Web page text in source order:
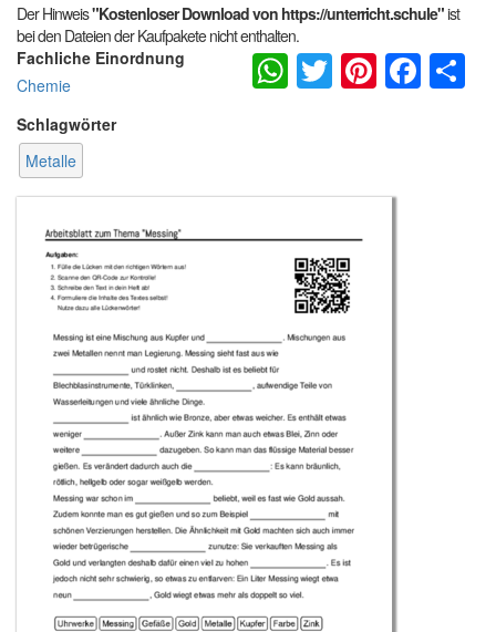
Der Hinweis"Kostenloser Download von https://unterricht.schule"ist
bei den Dateien der Kaufpakete nicht enthalten.
Fachliche Einordnung
Chemie
Schlagwörter
Metalle
WhatsApp
Twitter